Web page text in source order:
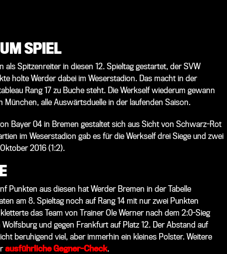
SPIEL
als Spitzenreiter in diesen 12. Spieltag gestartet, der SVW
holte Werder dabei im Weserstadion. Das macht in der
Rang 17 zu Buche steht. Die Werkself wiederum gewann
alle Auswärtsduelle in der laufenden Saison.
Bayer 04 in Bremen gestaltet sich aus Sicht von Schwarz-Rot
im Weserstadion gab es für die Werkself drei Siege und zwei
2016 (1:2).
Punkten aus diesen hat Werder Bremen in der Tabelle
am 8. Spieltag noch auf Rang 14 mit nur zwei Punkten
das Team von Trainer Ole Werner nach dem 2:0-Sieg
und gegen Frankfurt auf Platz 12. Der Abstand auf
beruhigend viel, aber immerhin ein kleines Polster. Weitere
ausführliche Gegner-Check.